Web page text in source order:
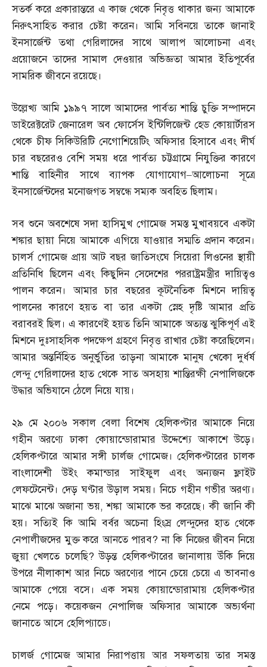
সতর্ক করে প্রকারান্তরে এ কাজ থেকে নিবৃত্ত থাকার জন্য আমাকে
নিরুৎসাহিত করার চেষ্টা করেন। আমি সবিনয়ে তাকে জানাই
ইনসার্জেন্ট তথা গেরিলাদের সাথে আলাপ আলোচনা এবং
প্রয়োজনে তাদের সামাল দেওয়ার অভিজ্ঞতা আমার ইতিপূর্বের
সামরিক জীবনে রয়েছে।
উল্লেখ্য আমি ১৯৯৭ সালে আমাদের পার্বত্য শান্তি চুক্তি সম্পাদনে
ডাইরেক্টরেট জেনারেল অব ফোর্সেস ইন্টিলিজেন্ট হেড কোয়ার্টারস
থেকে চীফ সিকিউরিটি নেগোশিয়েটিং অফিসার হিসাবে এবং দীর্ঘ
চার বছরেরও বেশি সময় ধরে পার্বত্য চট্টগ্রামে নিযুক্তির কারণে
শান্তি বাহিনীর সাথে ব্যাপক যোগাযোগ–আলোচনা সূত্রে
ইনসার্জেন্টদের মনোজগত সম্বন্ধে সম্যক অবহিত ছিলাম।
সব শুনে অবশেষে সদা হাসিমুখ গোমেজ সমস্ত মুখাবয়বে একটা
শঙ্কার ছায়া নিয়ে আমাকে এগিয়ে যাওয়ার সম্মতি প্রদান করেন।
চালর্স গোমেজ প্রায় আট বছর জাতিসংঘে সিয়েরা লিওনের স্থায়ী
প্রতিনিধি ছিলেন এবং কিছুদিন সেদেশের পররাষ্ট্রমন্ত্রীর দায়িত্বও
পালন করেন। আমার চার বছরের কূটনৈতিক মিশনে দায়িত্ব
পালনের কারণে হয়ত বা তার একটা স্নেহ দৃষ্টি আমার প্রতি
বরাবরই ছিল। এ কারণেই হয়ত তিনি আমাকে অত্যন্ত ঝুকিপূর্ণ এই
মিশনে দুঃসাহসিক পদক্ষেপ গ্রহণে নিবৃত্ত রাখার চেষ্টা করেছিলেন।
আমার অন্তর্নিহিত অনুর্ভুতির তাড়না আমাকে মানুষ খেকো দুর্ধর্ষ
লেন্দু গেরিলাদের হাত থেকে সাত অসহায় শান্তিরক্ষী নেপালিজকে
উদ্ধার অভিযানে ঠেলে নিয়ে যায়।
২৯ মে ২০০৬ সকাল বেলা বিশেষ হেলিকপ্টার আমাকে নিয়ে
গহীন অরণ্যে ঢাকা কোয়ান্ডোরামার উদ্দেশ্যে আকাশে উড়ে।
হেলিকপ্টারে আমার সঙ্গী চার্লজ গোমেজ। হেলিকপ্টারের চালক
বাংলাদেশী উইং কমান্ডার সাইফুল এবং অন্যজন ফ্লাইট
লেফটেনেন্ট। দেড় ঘণ্টার উড়াল সময়। নিচে গহীন গভীর অরণ্য।
মাঝে মাঝে অজানা ভয়,শঙ্কা আমাকে ভর করেছে। কী জানি কী
হয়। সত্যিই কি আমি বর্বর অচেনা হিংস্র লেন্দুদের হাত থেকে
নেপালীজদের মুক্ত করে আনতে পারব?না কি নিজের জীবন নিয়ে
জুয়া খেলতে চলেছি?উড়ন্ত হেলিকপ্টারের জানালায় উঁকি দিয়ে
উপরে নীলাকাশ আর নিচে অরণ্যের পানে চেয়ে চেয়ে এ ভাবনাও
আমাকে পেয়ে বসে। এক সময় কোয়ান্ডোরামায় হেলিকপ্টার
নেমে পড়ে। কয়েকজন নেপালিজ অফিসার আমাকে অভ্যর্থনা
জানাতে আসে হেলিপ্যাডে।
চালর্জ গোমেজ আমার নিরাপত্তায় আর সফলতায় তার সমস্ত